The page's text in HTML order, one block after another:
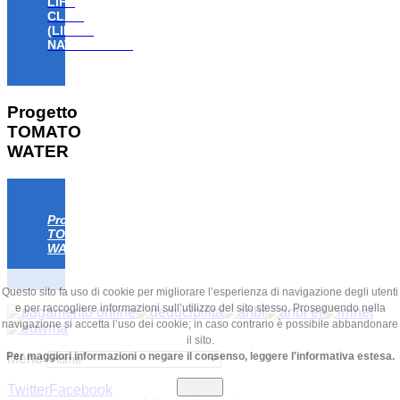
CLAW
(LIFE18
NAT/IT/000806)
Progetto
TOMATO
WATER
Progetto
TOMATO
WATER
Menu
TwitterFacebook
Questo sito fa uso di cookie per migliorare l’esperienza di navigazione degli utenti
e per raccogliere informazioni sull’utilizzo del sito stesso. Proseguendo nella
navigazione si accetta l’uso dei cookie; in caso contrario è possibile abbandonare
il sito.
Per maggiori informazioni o negare il consenso, leggere l'informativa estesa.